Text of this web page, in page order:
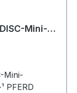
Mini-
Mini-
PFERD